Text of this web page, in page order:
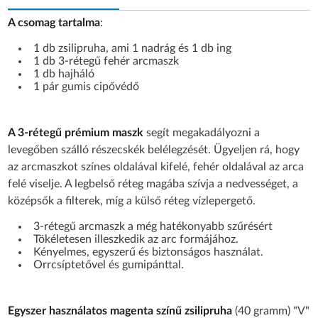
A csomag tartalma:
1 db zsilipruha, ami 1 nadrág és 1 db ing
1 db 3-rétegű fehér arcmaszk
1 db hajháló
1 pár gumis cipővédő
A 3-rétegű prémium maszk segít megakadályozni a
levegőben szálló részecskék belélegzését. Ügyeljen rá, hogy
az arcmaszkot színes oldalával kifelé, fehér oldalával az arca
felé viselje. A legbelső réteg magába szívja a nedvességet, a
középsők a filterek, míg a külső réteg vízlepergető.
3-rétegű arcmaszk a még hatékonyabb szűrésért
Tökéletesen illeszkedik az arc formájához.
Kényelmes, egyszerű és biztonságos használat.
Orrcsíptetővel és gumipánttal.
Egyszer használatos magenta színű zsilipruha (40 gramm) "V"